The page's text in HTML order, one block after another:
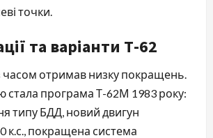
точки.
та варіанти Т-62
часом отримав низку покращень.
стала програма Т-62М 1983 року:
типу БДД, новий двигун
к.с., покращена система